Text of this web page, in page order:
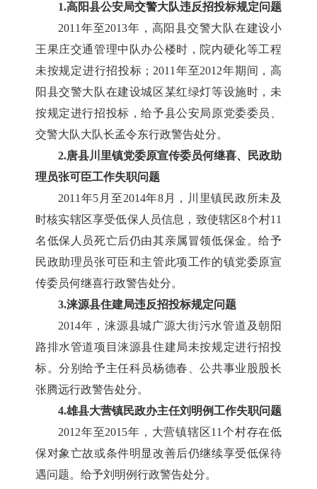
1.高阳县公安局交警大队违反招投标规定问题
2011年至2013年，高阳县交警大队在建设小
王果庄交通管理中队办公楼时，院内硬化等工程
未按规定进行招投标；2011年至2012年期间，高
阳县交警大队在建设城区某红绿灯等设施时，未
按规定进行招投标，给予县公安局原党委委员、
交警大队大队长孟令东行政警告处分。
2.唐县川里镇党委原宣传委员何继喜、民政助
理员张可臣工作失职问题
2011年5月至2014年8月，川里镇民政所未及
时核实辖区享受低保人员信息，致使辖区8个村11
名低保人员死亡后仍由其亲属冒领低保金。给予
民政助理员张可臣和主管此项工作的镇党委原宣
传委员何继喜行政警告处分。
3.涞源县住建局违反招投标规定问题
2014年，涞源县城广源大街污水管道及朝阳
路排水管道项目涞源县住建局未按规定进行招投
标。分别给予主任科员杨德春、公共事业股股长
张腾远行政警告处分。
4.雄县大营镇民政办主任刘明例工作失职问题
2012年至2015年，大营镇辖区11个村存在低
保对象亡故或条件明显改善后仍继续享受低保待
遇问题。给予刘明例行政警告处分。